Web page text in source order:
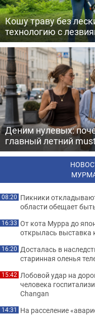
Кошу траву без
технологию с
Деним нулевых:
главный летний
08:20 Пикники
области обещает
16:33 От кота Мурра до
открылась выставка
16:20 Досталась в
старинная оленья
15:42 Лобовой удар на
человека
Changan
14:31 На расселение